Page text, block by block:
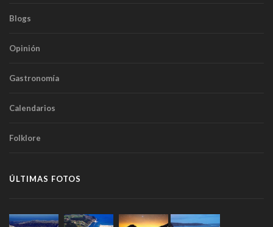
Blogs
Opinión
Gastronomía
Calendarios
Folklore
ÚLTIMAS FOTOS